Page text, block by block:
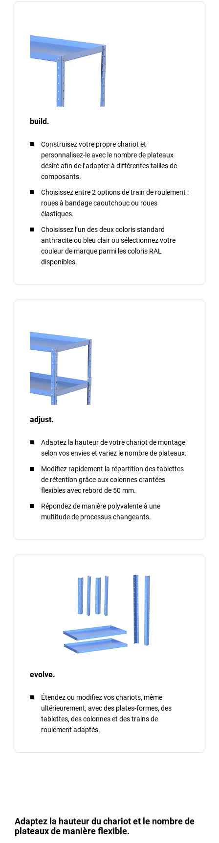
build.
Construisez votre propre chariot et
personnalisez-le avec le nombre de plateaux
désiré afin de l’adapter à différentes tailles de
composants.
Choisissez entre 2 options de train de roulement :
roues à bandage caoutchouc ou roues
élastiques.
Choisissez l’un des deux coloris standard
anthracite ou bleu clair ou sélectionnez votre
couleur de marque parmi les coloris RAL
disponibles.
adjust.
Adaptez la hauteur de votre chariot de montage
selon vos envies et variez le nombre de plateaux.
Modifiez rapidement la répartition des tablettes
de rétention grâce aux colonnes crantées
flexibles avec rebord de 50 mm.
Répondez de manière polyvalente à une
multitude de processus changeants.
evolve.
Étendez ou modifiez vos chariots, même
ultérieurement, avec des plates-formes, des
tablettes, des colonnes et des trains de
roulement adaptés.
Adaptez la hauteur du chariot et le nombre de
plateaux de manière flexible.